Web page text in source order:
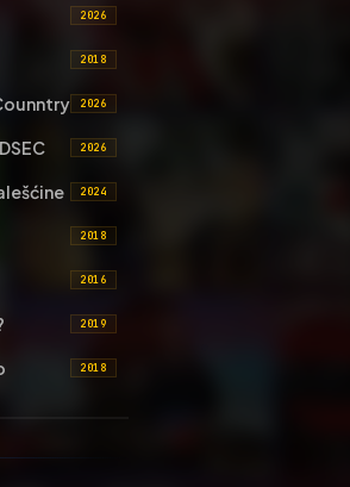
2026
2018
2026
2026
2024
2018
2016
2019
2018